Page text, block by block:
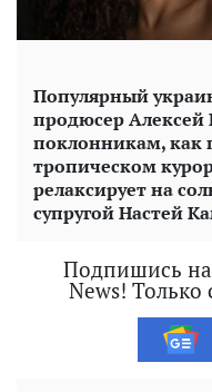
Популярный
продюсер Алексей
поклонникам, как
тропическом
релаксирует на
супругой Настей
Подпишись на
News!